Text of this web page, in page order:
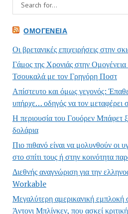
ΟΜΟΓΈΝΕΙΑ
Οι βρετανικές επιχειρήσεις στην
Γάμος της Χρονιάς στην
Τσουκαλά με τον Γρηγόρη Ποστ
Απίστευτο και όμως γεγονός:
υπήρχε… οδηγός να τον μεταφέρει
Η περιουσία του Γουόρεν Μπάφετ
δολάρια
Πιο πιθανό είναι να μολυνθούν οι
στο σπίτι τους ή στην κοινότητα
Διεθνής αναγνώριση για την
Workable
Μεγαλύτερη αμερικανική εμπλοκή
Άντονι Μπλίνκεν, που ασκεί